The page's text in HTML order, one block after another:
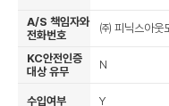
A/S 책임자와
전화번호
㈜ 피닉스아
KC안전인증
대상 유무
N
수입여부 Y